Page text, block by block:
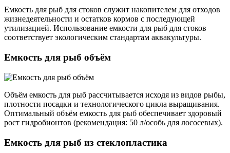
Емкость для рыб для стоков служит накопителем для отходов
жизнедеятельности и остатков кормов с последующей
утилизацией. Использование емкости для рыб для стоков
соответствует экологическим стандартам аквакультуры.
Емкость для рыб объём
Объём емкость для рыб рассчитывается исходя из видов рыбы,
плотности посадки и технологического цикла выращивания.
Оптимальный объём емкость для рыб обеспечивает здоровый
рост гидробионтов (рекомендация: 50 л/особь для лососевых).
Емкость для рыб из стеклопластика